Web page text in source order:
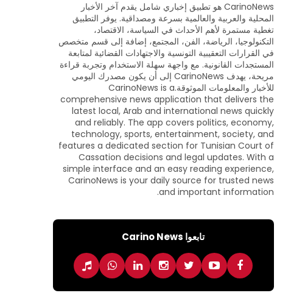
CarinoNews هو تطبيق إخباري شامل يقدم آخر الأخبار
المحلية والعربية والعالمية بسرعة ومصداقية. يوفر التطبيق
تغطية مستمرة لأهم الأحداث في السياسة، الاقتصاد،
التكنولوجيا، الرياضة، الفن، المجتمع، إضافة إلى قسم متخصص
في القرارات التعقيبية التونسية والاجتهادات القضائية لمتابعة
المستجدات القانونية. مع واجهة سهلة الاستخدام وتجربة قراءة
مريحة، يهدف CarinoNews إلى أن يكون مصدرك اليومي
للأخبار والمعلومات الموثوقة.CarinoNews is a
comprehensive news application that delivers the
latest local, Arab and international news quickly
and reliably. The app covers politics, economy,
technology, sports, entertainment, society, and
features a dedicated section for Tunisian Court of
Cassation decisions and legal updates. With a
simple interface and an easy reading experience,
CarinoNews is your daily source for trusted news
and important information.
تابعوا Carino News